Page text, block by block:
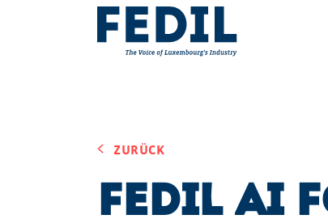
Skip to main content
ZURÜCK
FEDIL AI